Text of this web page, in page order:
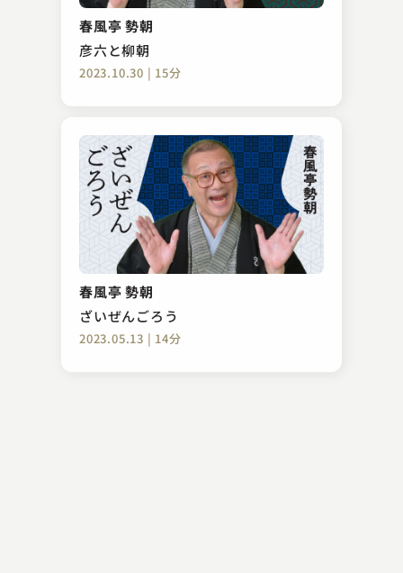
春風亭 勢朝
彦六と柳朝
2023.10.30 | 15分
春風亭 勢朝
ざいぜんごろう
2023.05.13 | 14分
吉田茂伝
2023.11.02 | 24分
桂 翔丸
熊の皮
2023.11.05 | 16分